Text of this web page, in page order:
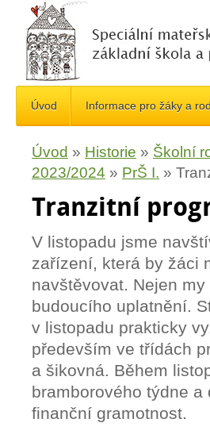
Úvod Informace pro žáky a
Úvod » Historie » Školní
2023/2024 » PrŠ I. »
Tranzitní
V listopadu jsme
zařízení, která by žáci
navštěvovat. Nejen
budoucího uplatnění.
v listopadu prakticky
především ve třídách
a šikovná. Během
bramborového týdne
finanční gramotnost.